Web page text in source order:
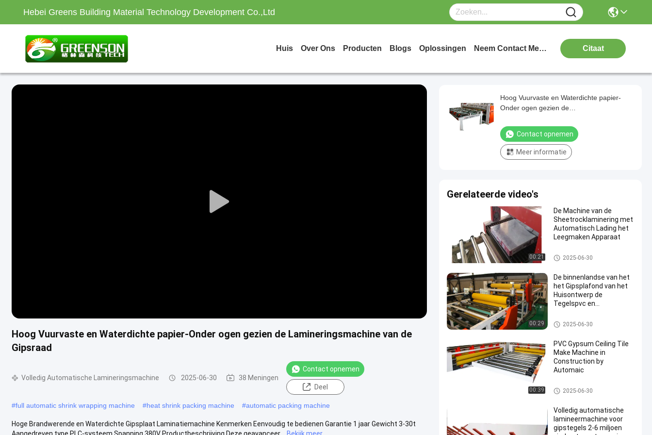
Hebei Greens Building Material Technology Development Co.,Ltd
Huis Over Ons Producten Blogs Oplossingen Neem Contact Met Ons Op Citaat
Play
Hoog Vuurvaste en Waterdichte papier-Onder ogen gezien de Lamineringsmachine van de
Gipsraad
Volledig Automatische Lamineringsmachine 2025-06-30 38 Meningen
Contact opnemen
Deel
#full automatic shrink wrapping machine #heat shrink packing machine #automatic packing machine
Hoge Brandwerende en Waterdichte Gipsplaat Laminatiemachine Kenmerken Eenvoudig te bedienen Garantie 1 jaar Gewicht 3-30t
Aangedreven type PLC-systeem Spanning 380V Productbeschrijving Deze geavanceer...
Bekijk meer
Hoog Vuurvaste en Waterdichte papier-
Onder ogen gezien de
Contact opnemen
Meer informatie
Gerelateerde video's
00:21
De Machine van de
Sheetrocklaminering met
Automatisch Lading het
Leegmaken Apparaat
Volledig Automatische Lamin
eringsmachine
2025-06-30
00:29
De binnenlandse van het
het Gipsplafond van het
Huisontwerp de
Tegelspvc en
Aluminiumfilm
Volledig Automatische Lamin
eringsmachine
2025-06-30
00:39
PVC Gypsum Ceiling Tile
Make Machine in
Construction by
Automaic
Volledig Automatische Lamin
eringsmachine
2025-06-30
Volledig automatische
lamineermachine voor
gipstegels 2-6 miljoen